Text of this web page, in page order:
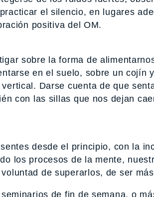
el silencio, en lugares
positiva del OM.
sobre la forma de
en el suelo, sobre un cojín
Darse cuenta de que
con las sillas que nos dejan
desde el principio, con la
los procesos de la mente,
de superarlos, de ser
de fin de semana, o